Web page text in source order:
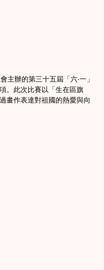
辦的第三十五屆「六‧一」
。此次比賽以「生在區旗
畫作表達對祖國的熱愛與向